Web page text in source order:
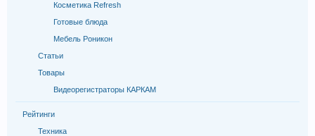
Косметика Refresh
Готовые блюда
Мебель Роникон
Статьи
Товары
Видеорегистраторы КАРКАМ
Рейтинги
Техника